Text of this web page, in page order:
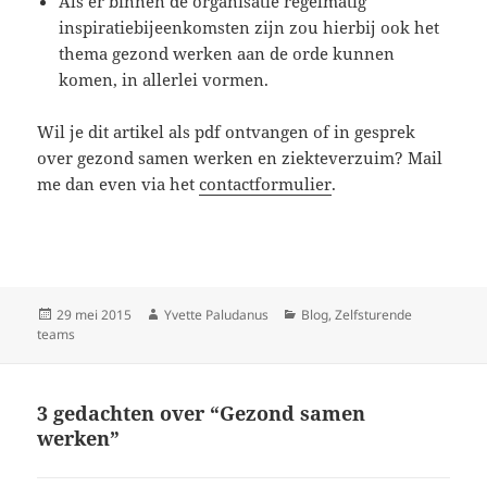
inspiratiebijeenkomsten zijn zou hierbij ook het
thema gezond werken aan de orde kunnen
komen, in allerlei vormen.
Wil je dit artikel als pdf ontvangen of in gesprek
over gezond samen werken en ziekteverzuim? Mail
me dan even via hetcontactformulier.
Geplaatst
op
29 mei 2015 Auteur
Yvette Paludanus Categorieën
Blog,Zelfsturende
teams
3 gedachten over “Gezond samen
werken”